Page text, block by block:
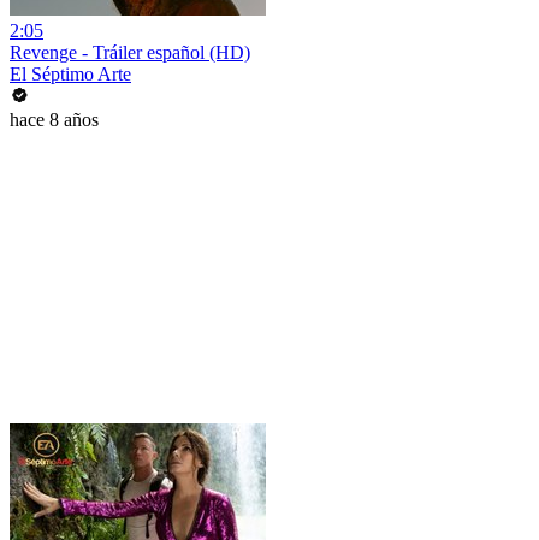
2:05
Revenge - Tráiler español (HD)
El Séptimo Arte
hace 8 años